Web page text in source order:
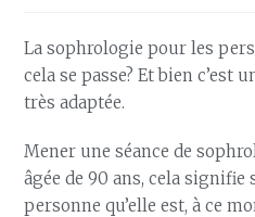
La sophrologie pour les
cela se passe? Et bien c’est
très adaptée.
Mener une séance de
âgée de 90 ans, cela signifie
personne qu’elle est, à ce